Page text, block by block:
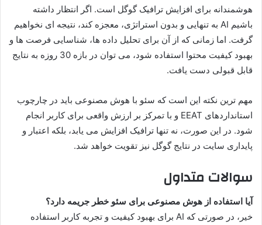
هوشمندانه برای افزایش ترافیک گوگل است. اگر انتظار داشته
باشیم AI به تنهایی و بدون استراتژی، معجزه کند، نتیجه ای نخواهیم
گرفت. اما زمانی که از آن برای تحلیل داده ها، شناسایی فرصت ها و
بهبود کیفیت محتوا استفاده شود، می توان در بازه 30 روزه به نتایج
قابل قبولی دست یافت.
مهم ترین نکته این است که سئو با هوش مصنوعی باید در چارچوب
استانداردهای EEAT و با تمرکز بر ارزش واقعی برای کاربر انجام
شود. در این صورت، نه تنها ترافیک افزایش می یابد، بلکه اعتبار و
پایداری سایت در نتایج گوگل نیز تقویت خواهد شد.
سوالات متداول
آیا استفاده از هوش مصنوعی برای سئو خطر جریمه دارد؟
خیر، در صورتی که AI برای بهبود کیفیت و تجربه کاربر استفاده